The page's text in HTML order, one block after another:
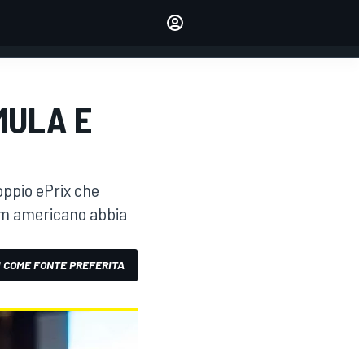
ACCEDI
E
ePrix che
americano abbia
COME FONTE PREFERITA